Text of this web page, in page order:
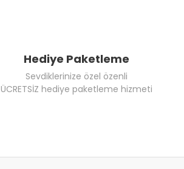
Hediye Paketleme
Sevdiklerinize özel özenli
ÜCRETSİZ hediye paketleme hizmeti